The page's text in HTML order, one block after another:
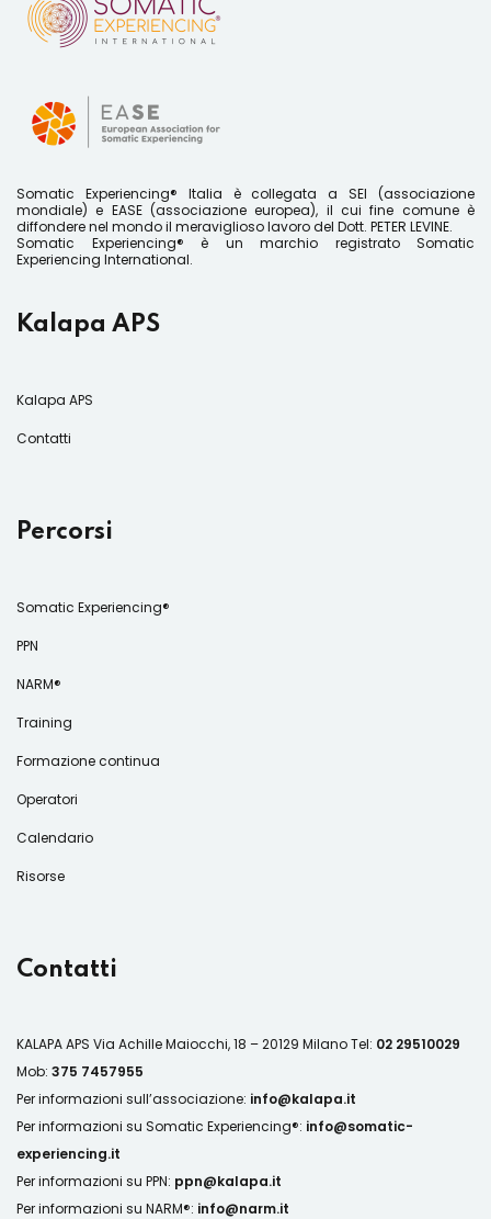
Somatic Experiencing® Italia è collegata a SEI (associazione
mondiale) e EASE (associazione europea), il cui fine comune è
diffondere nel mondo il meraviglioso lavoro del Dott. PETER LEVINE.
Somatic Experiencing® è un marchio registrato Somatic
Experiencing International.
Kalapa APS
Kalapa APS
Contatti
Percorsi
Somatic Experiencing®
PPN
NARM®
Training
Formazione continua
Operatori
Calendario
Risorse
Contatti
KALAPA APS Via Achille Maiocchi, 18 – 20129 MilanoTel: 02 29510029
Mob: 375 7457955
Per informazioni sull’associazione: info@kalapa.it
Per informazioni su Somatic Experiencing®: info@somatic-
experiencing.it
Per informazioni su PPN: ppn@kalapa.it
Per informazioni su NARM®: info@narm.it